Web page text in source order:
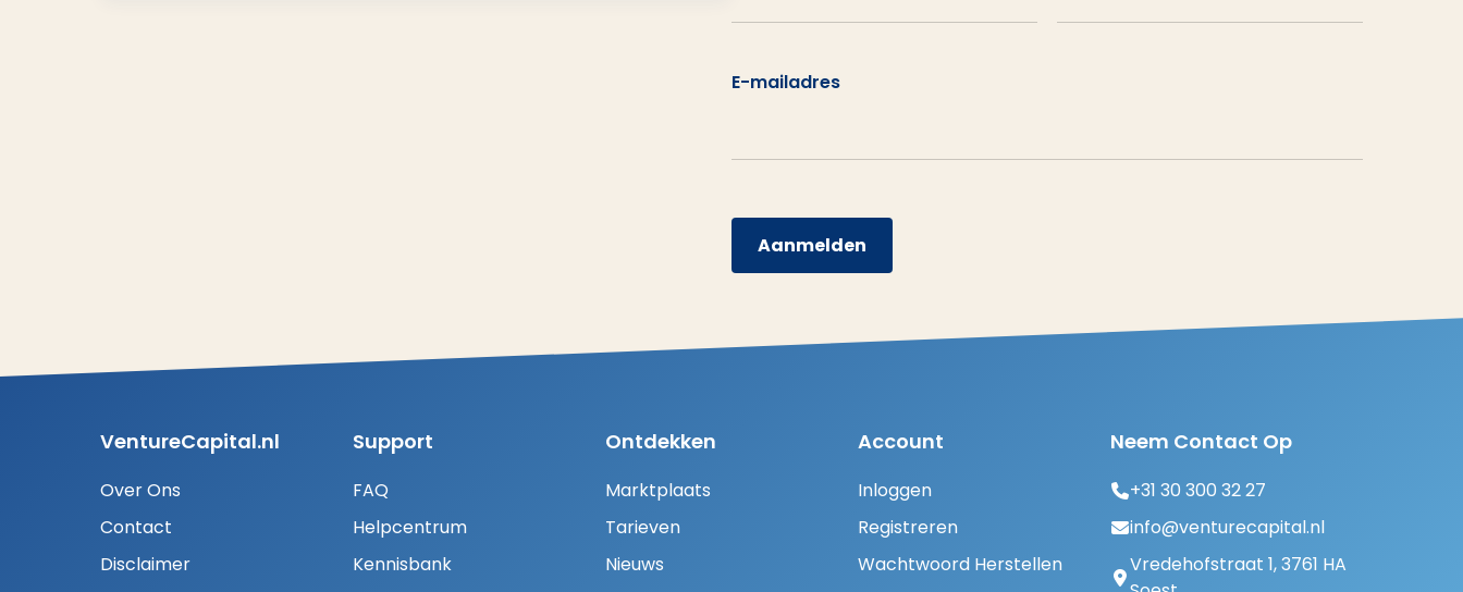
E-mailadres
Aanmelden
VentureCapital.nl
Over Ons
Contact
Disclaimer
Support
FAQ
Helpcentrum
Kennisbank
Ontdekken
Marktplaats
Tarieven
Nieuws
Account
Inloggen
Registreren
Wachtwoord Herstellen
Neem Contact Op
+31 30 300 32 27
info@venturecapital.nl
Vredehofstraat 1, 3761 HA